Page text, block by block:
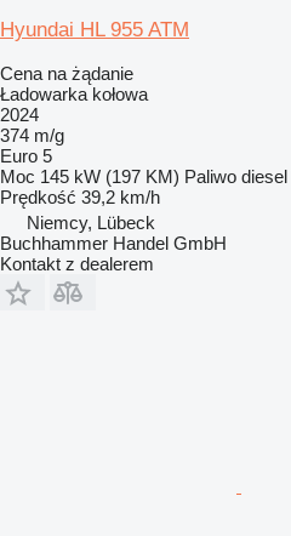
Hyundai HL 955 ATM
Cena na żądanie
Ładowarka kołowa
2024
374 m/g
Euro 5
Moc 145 kW (197 KM) Paliwo diesel
Prędkość 39,2 km/h
Niemcy, Lübeck
Buchhammer Handel GmbH
Kontakt z dealerem